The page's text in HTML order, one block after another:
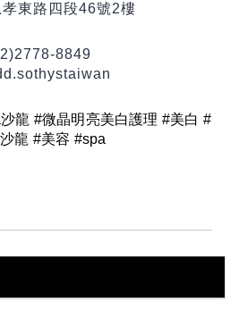
東路四段46號2樓
8849
沙龍 #微晶明亮美白護理 #美白 #
龍 #美容 #spa